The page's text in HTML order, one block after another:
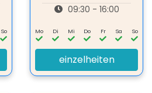
So
09:30 - 16:00
Mo Di Mi Do Fr Sa So
einzelheiten